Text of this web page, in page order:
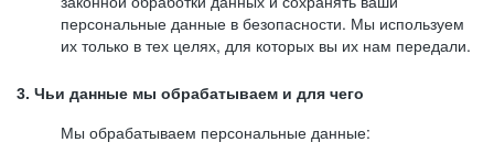
персональные данные в безопасности. Мы используем
их только в тех целях, для которых вы их нам передали.
3. Чьи данные мы обрабатываем и для чего
Мы обрабатываем персональные данные: